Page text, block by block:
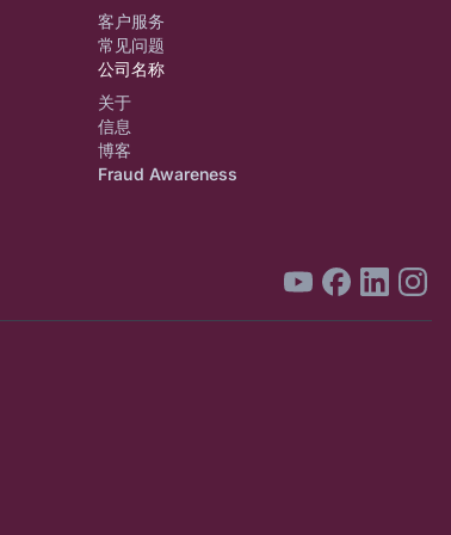
客户服务
常见问题
公司名称
关于
信息
博客
Fraud Awareness